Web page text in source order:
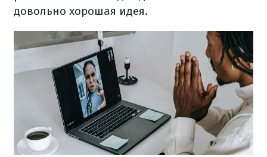
довольно хорошая идея.